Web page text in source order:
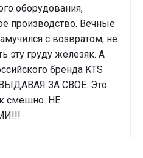
оборудования,
производство. Вечные
с возвратом, не
эту груду железяк. А
бренда KTS
ЗА СВОЕ. Это
смешно. НЕ